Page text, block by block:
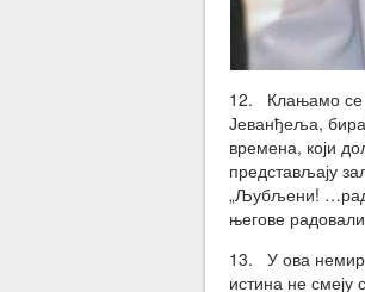
12. Клањамо се
Јеванђеља,
времена, који
представљају
„Љубљени!
његове
13. У ова
истина не смеју